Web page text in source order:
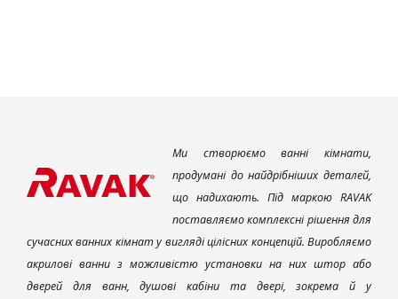
Ми створюємо ванні кімнати,
продумані до найдрібніших деталей,
що надихають. Під маркою RAVAK
поставляємо комплексні рішення для
сучасних ванних кімнат у вигляді цілісних концепцій. Виробляємо
акрилові ванни з можливістю установки на них штор або
дверей для ванн, душові кабіни та двері, зокрема й у